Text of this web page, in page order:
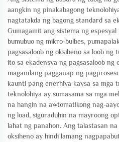
aangkin ng pinakabagong
nagtatakda ng bagong standard sa
Gumagamit ang sistema ng
bumubuo ng mikro-bulbes,
pagsasaloob ng oksiheno sa loob ng
ito sa ekadensya ng pagsasaloob ng
magandang pagganap ng
kaunti pang enerhiya kaysa sa mga
teknolohiya ay sumasama sa mga
na hangin na awtomatikong nag-
ng load, siguraduhin na mayroong
lahat ng panahon. Ang talastasan
oksiheno ay hindi lamang